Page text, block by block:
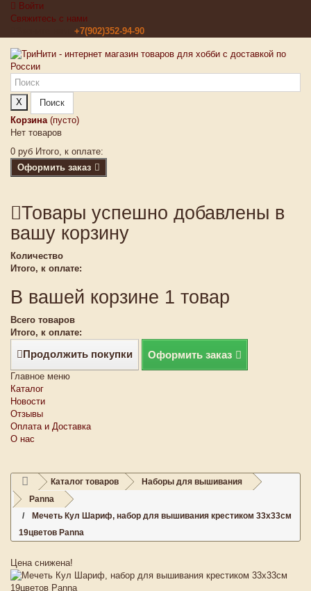
Войти
Свяжитесь с нами
+7(902)352-94-90
X
Поиск
Корзина (пусто)
Нет товаров
0 руб Итого, к оплате:
Оформить заказ
Товары успешно добавлены в
вашу корзину
Количество
Итого, к оплате:
В вашей корзине 1 товар
Всего товаров
Итого, к оплате:
Продолжить покупки Оформить заказ
Главное меню
Каталог
Новости
Отзывы
Оплата и Доставка
О нас
Каталог товаров
Наборы для вышивания
Panna
Мечеть Кул Шариф, набор для вышивания крестиком 33х33см
19цветов Panna
Цена снижена!